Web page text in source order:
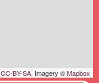
CC-BY-SA, Imagery ©Mapbox